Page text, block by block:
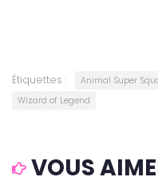
Étiquettes : Animal Super
Wizard of Legend
VOUS